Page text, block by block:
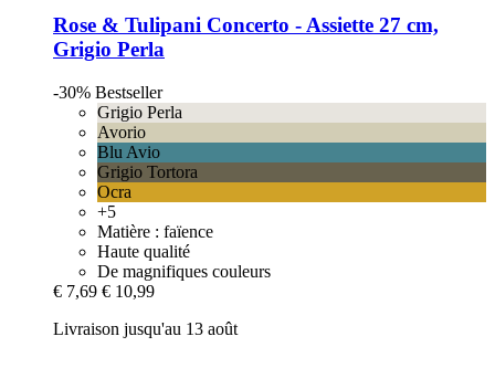
Rose & Tulipani Concerto -​ Assiette 27 cm,
Grigio Perla
-30% Bestseller
Grigio Perla
Avorio
Blu Avio
Grigio Tortora
Ocra
+5
Matière : faïence
Haute qualité
De magnifiques couleurs
€ 7,69 € 10,99
Livraison jusqu'au 13 août